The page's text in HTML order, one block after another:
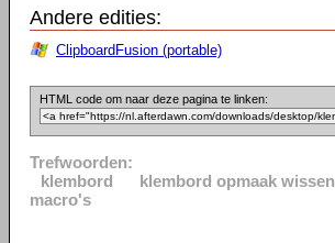
Andere edities:
ClipboardFusion (portable)
HTML code om naar deze pagina te linken:
Trefwoorden:
klembord
klembord opmaak wissen
macro's